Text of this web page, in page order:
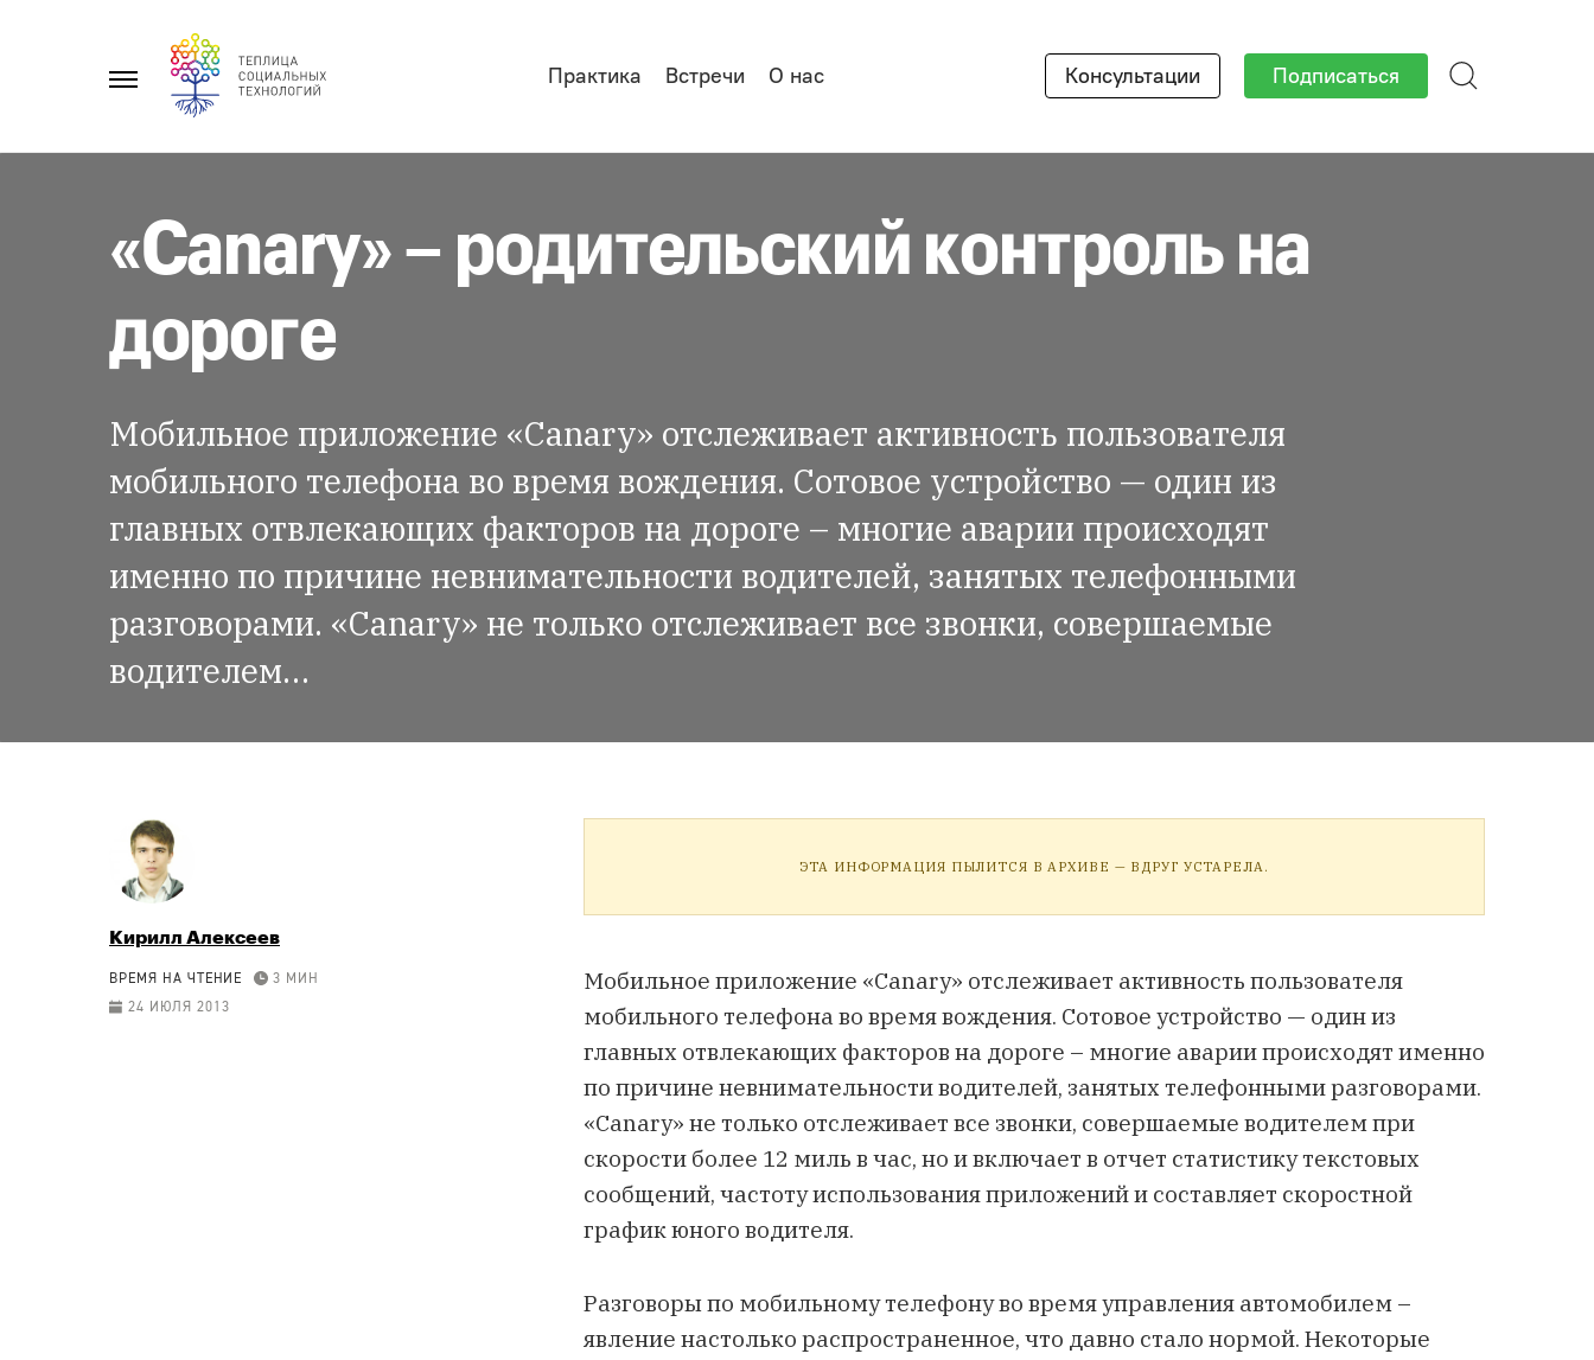
Главное
Практика Встречи О нас Консультации Подписаться
«Canary» – родительский контроль на
дороге
Мобильное приложение «Canary» отслеживает активность пользователя
мобильного телефона во время вождения. Сотовое устройство — один из
главных отвлекающих факторов на дороге – многие аварии происходят
именно по причине невнимательности водителей, занятых телефонными
разговорами. «Canary» не только отслеживает все звонки, совершаемые
водителем…
Кирилл Алексеев
ВРЕМЯ НА ЧТЕНИЕ
3 МИН
24 ИЮЛЯ 2013
ЭТА ИНФОРМАЦИЯ ПЫЛИТСЯ В АРХИВЕ — ВДРУГ УСТАРЕЛА.
Мобильное приложение «Canary» отслеживает активность пользователя
мобильного телефона во время вождения. Сотовое устройство — один из
главных отвлекающих факторов на дороге – многие аварии происходят именно
по причине невнимательности водителей, занятых телефонными разговорами.
«Canary» не только отслеживает все звонки, совершаемые водителем при
скорости более 12 миль в час, но и включает в отчет статистику текстовых
сообщений, частоту использования приложений и составляет скоростной
график юного водителя.
Разговоры по мобильному телефону во время управления автомобилем –
явление настолько распространенное, что давно стало нормой. Некоторые